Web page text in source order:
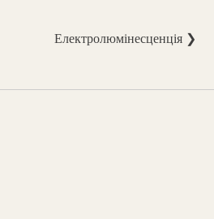
Електролюмінесценція ❯